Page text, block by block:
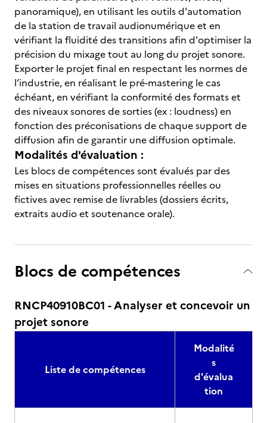
panoramique), en utilisant les outils d'automation
de la station de travail audionumérique et en
vérifiant la fluidité des transitions afin d'optimiser la
précision du mixage tout au long du projet sonore.
Exporter le projet final en respectant les normes de
l’industrie, en réalisant le pré-mastering le cas
échéant, en vérifiant la conformité des formats et
des niveaux sonores de sorties (ex : loudness) en
fonction des préconisations de chaque support de
diffusion afin de garantir une diffusion optimale.
Modalités d'évaluation :
Les blocs de compétences sont évalués par des
mises en situations professionnelles réelles ou
fictives avec remise de livrables (dossiers écrits,
extraits audio et soutenance orale).
Blocs de compétences
RNCP40910BC01 - Analyser et concevoir un
projet sonore
Liste de compétences
Modalité
s
d'évalua
tion